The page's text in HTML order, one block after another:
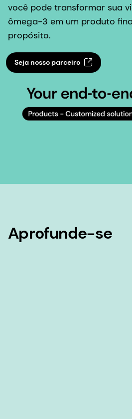
você pode transformar sua
ômega-3 em um produto
propósito.
Seja nosso parceiro
Aprofunde-se